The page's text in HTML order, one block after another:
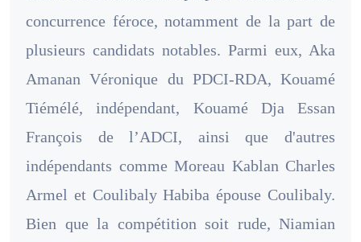
concurrence féroce, notamment de la part de
plusieurs candidats notables. Parmi eux, Aka
Amanan Véronique du PDCI-RDA, Kouamé
Tiémélé, indépendant, Kouamé Dja Essan
François de l’ADCI, ainsi que d'autres
indépendants comme Moreau Kablan Charles
Armel et Coulibaly Habiba épouse Coulibaly.
Bien que la compétition soit rude, Niamian